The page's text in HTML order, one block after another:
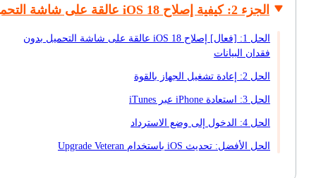
الجزء 2: كيفية إصلاح iOS 18 عالقة على شاشة التحميل؟
الحل 1: [فعال] إصلاح iOS 18 عالقة على شاشة التحميل بدون
فقدان البيانات
الحل 2: إعادة تشغيل الجهاز بالقوة
الحل 3: استعادة iPhone عبر iTunes
الحل 4: الدخول إلى وضع الاسترداد
الحل الأفضل: تحديث iOS باستخدام Upgrade Veteran